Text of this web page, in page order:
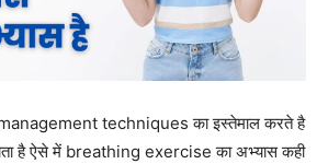
management techniques का इस्तेमाल करते है
है ऐसे में breathing exercise का अभ्यास कही